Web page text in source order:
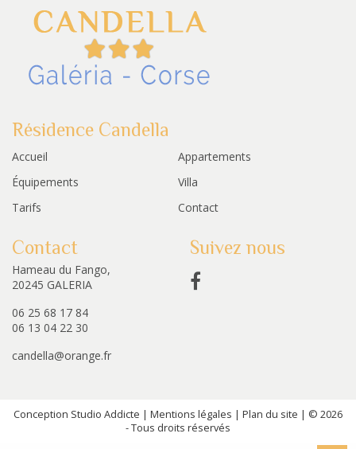
Résidence Candella
Accueil
Appartements
Équipements
Villa
Tarifs
Contact
Contact
Hameau du Fango,
20245 GALERIA
06 25 68 17 84
06 13 04 22 30
candella@orange.fr
Suivez nous
Conception Studio Addicte | Mentions légales | Plan du site | © 2026
- Tous droits réservés